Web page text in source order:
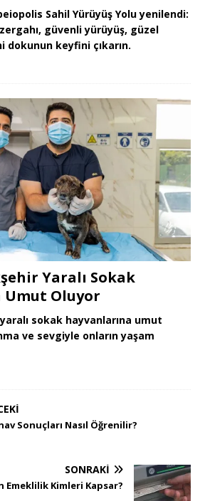
Sahil Yürüyüş Yolu yenilendi:
güvenli yürüyüş, güzel
keyfini çıkarın.
Yaralı Sokak
Umut Oluyor
sokak hayvanlarına umut
ve sevgiyle onların yaşam
Sonuçları Nasıl Öğrenilir?
SONRAKI
Emeklilik Kimleri Kapsar?